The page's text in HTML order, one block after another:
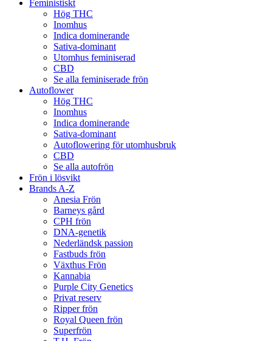
Feministiskt
Hög THC
Inomhus
Indica dominerande
Sativa-dominant
Utomhus feminiserad
CBD
Se alla feminiserade frön
Autoflower
Hög THC
Inomhus
Indica dominerande
Sativa-dominant
Autoflowering för utomhusbruk
CBD
Se alla autofrön
Frön i lösvikt
Brands A-Z
Anesia Frön
Barneys gård
CPH frön
DNA-genetik
Nederländsk passion
Fastbuds frön
Växthus Frön
Kannabia
Purple City Genetics
Privat reserv
Ripper frön
Royal Queen frön
Superfrön